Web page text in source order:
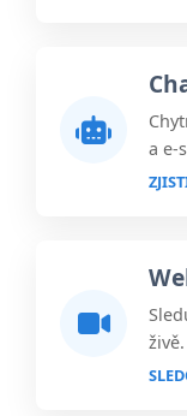
a e-
živě.